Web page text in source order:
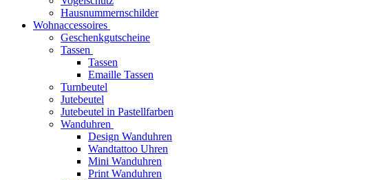
Hausnummernschilder
Wohnaccessoires
Geschenkgutscheine
Tassen
Tassen
Emaille Tassen
Turnbeutel
Jutebeutel
Jutebeutel in Pastellfarben
Wanduhren
Design Wanduhren
Wandtattoo Uhren
Mini Wanduhren
Print Wanduhren